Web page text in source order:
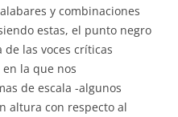
y combinaciones
estas, el punto negro
de las voces críticas
la que nos
de escala -algunos
altura con respecto al